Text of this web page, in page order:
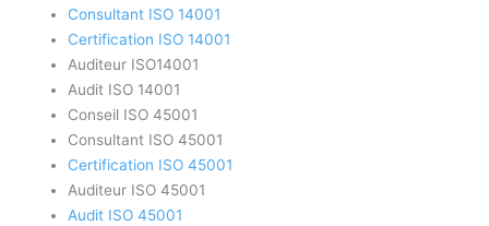
Consultant ISO 14001
Certification ISO 14001
Auditeur ISO14001
Audit ISO 14001
Conseil ISO 45001
Consultant ISO 45001
Certification ISO 45001
Auditeur ISO 45001
Audit ISO 45001